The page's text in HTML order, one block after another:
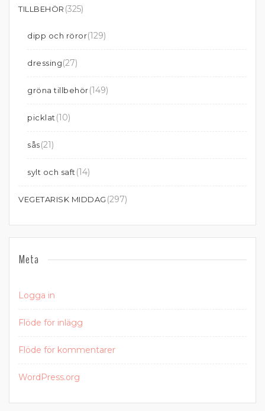
TILLBEHÖR (325)
dipp och röror(129)
dressing(27)
gröna tillbehör(149)
picklat (10)
sås(21)
sylt och saft (14)
VEGETARISK MIDDAG (297)
Meta
Logga in
Flöde för inlägg
Flöde för kommentarer
WordPress.org